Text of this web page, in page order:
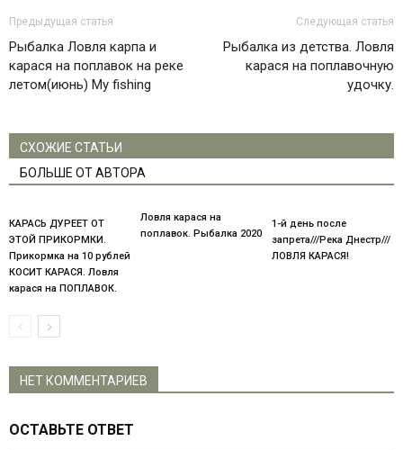
Предыдущая статья
Рыбалка Ловля карпа и
карася на поплавок на реке
летом(июнь) My fishing
Следующая статья
Рыбалка из детства. Ловля
карася на поплавочную
удочку.
СХОЖИЕ СТАТЬИ
БОЛЬШЕ ОТ АВТОРА
КАРАСЬ ДУРЕЕТ ОТ
ЭТОЙ ПРИКОРМКИ.
Прикормка на 10 рублей
КОСИТ КАРАСЯ. Ловля
карася на ПОПЛАВОК.
Ловля карася на
поплавок. Рыбалка 2020
1-й день после
запрета///Река Днестр///
ЛОВЛЯ КАРАСЯ!
НЕТ КОММЕНТАРИЕВ
ОСТАВЬТЕ ОТВЕТ